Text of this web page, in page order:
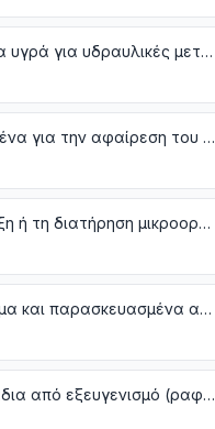
Υγρά για υδραυλικά φρένα και άλλα παρασκευασμένα υγρά για υδραυλικές μεταδόσεις κίνησης, που δεν περιέχουν ή περιέχουν λιγότερο του 70 % κατά βάρος λάδια πετρελαίου ή ασφαλτούχων ορυκτών
Αντιψυκτικά παρασκευάσματα και υγρά παρασκευασμένα για την αφαίρεση του πάγου
Μέσα καλλιέργειας παρασκευασμένα για την ανάπτυξη ή τη διατήρηση μικροοργανισμών (συμπεριλαμβανομένων των ιών και παρόμοιων οργανισμών) ή φυτικών, ανθρώπινων ή ζωικών κυττάρων
Αντιδραστήρια διαγνωστικής ή εργαστηρίου σε υπόθεμα και παρασκευασμένα αντιδραστήρια διαγνωστικής ή εργαστηρίου έστω και σε υπόθεμα, έστω και παρουσιαζόμενα υπό τη μορφή συνόλων (κιτς), άλλα από εκείνα της κλάσης 3006. Πιστοποιημένα υλικά αναφοράς
Λιπαρά οξέα μονοκαρβοξυλικά βιομηχανικά. Όξινα λάδια από εξευγενισμό (ραφινάρισμα). Λιπαρές βιομηχανικές αλκοόλες